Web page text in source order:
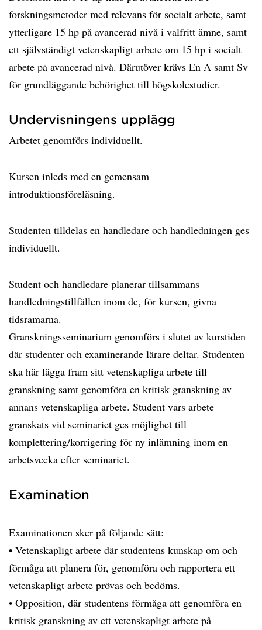
forskningsmetoder med relevans för socialt arbete, samt
ytterligare 15 hp på avancerad nivå i valfritt ämne, samt
ett självständigt vetenskapligt arbete om 15 hp i socialt
arbete på avancerad nivå. Därutöver krävs En A samt Sv
för grundläggande behörighet till högskolestudier.
Undervisningens upplägg
Arbetet genomförs individuellt.
Kursen inleds med en gemensam
introduktionsföreläsning.
Studenten tilldelas en handledare och handledningen ges
individuellt.
Student och handledare planerar tillsammans
handledningstillfällen inom de, för kursen, givna
tidsramarna.
Granskningsseminarium genomförs i slutet av kurstiden
där studenter och examinerande lärare deltar. Studenten
ska här lägga fram sitt vetenskapliga arbete till
granskning samt genomföra en kritisk granskning av
annans vetenskapliga arbete. Student vars arbete
granskats vid seminariet ges möjlighet till
komplettering/korrigering för ny inlämning inom en
arbetsvecka efter seminariet.
Examination
Examinationen sker på följande sätt:
• Vetenskapligt arbete där studentens kunskap om och
förmåga att planera för, genomföra och rapportera ett
vetenskapligt arbete prövas och bedöms.
• Opposition, där studentens förmåga att genomföra en
kritisk granskning av ett vetenskapligt arbete på